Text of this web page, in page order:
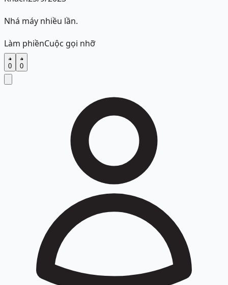
Nhá máy nhiều lần.
Làm phiềnCuộc gọi nhỡ
0 0